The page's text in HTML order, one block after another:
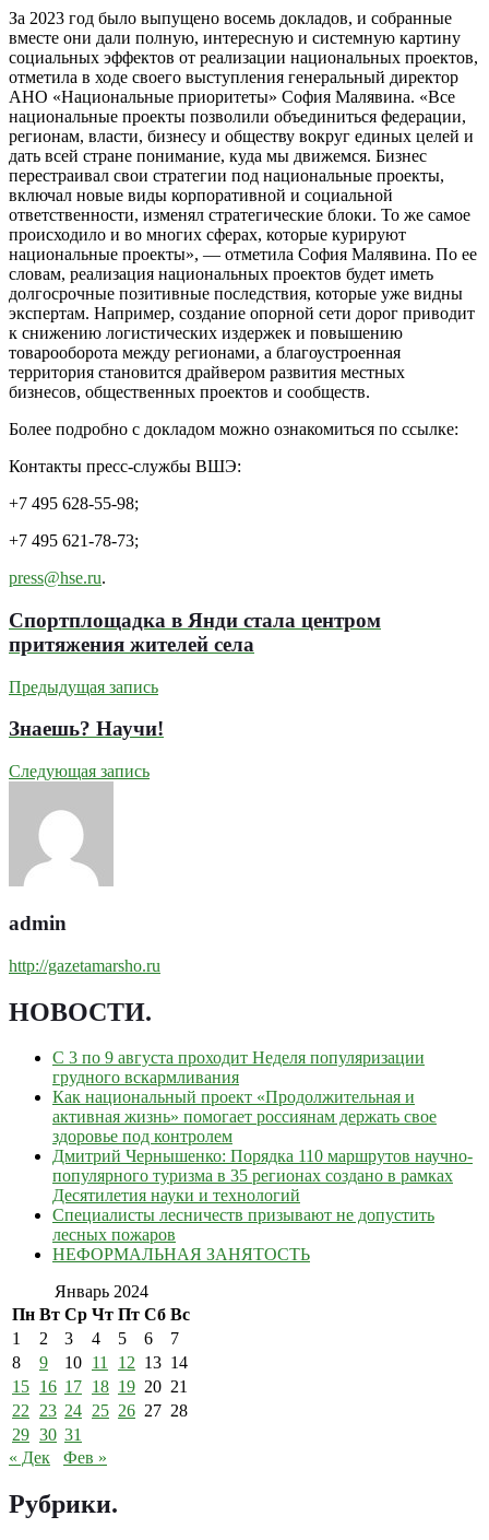
За 2023 год было выпущено восемь докладов, и собранные
вместе они дали полную, интересную и системную картину
социальных эффектов от реализации национальных проектов,
отметила в ходе своего выступления генеральный директор
АНО «Национальные приоритеты» София Малявина. «Все
национальные проекты позволили объединиться федерации,
регионам, власти, бизнесу и обществу вокруг единых целей и
дать всей стране понимание, куда мы движемся. Бизнес
перестраивал свои стратегии под национальные проекты,
включал новые виды корпоративной и социальной
ответственности, изменял стратегические блоки. То же самое
происходило и во многих сферах, которые курируют
национальные проекты», — отметила София Малявина. По ее
словам, реализация национальных проектов будет иметь
долгосрочные позитивные последствия, которые уже видны
экспертам. Например, создание опорной сети дорог приводит
к снижению логистических издержек и повышению
товарооборота между регионами, а благоустроенная
территория становится драйвером развития местных
бизнесов, общественных проектов и сообществ.
Более подробно с докладом можно ознакомиться по ссылке:
Контакты пресс-службы ВШЭ:
+7 495 628-55-98;
+7 495 621-78-73;
press@hse.ru.
Спортплощадка в Янди стала центром
притяжения жителей села
Предыдущая запись
Знаешь? Научи!
Следующая запись
admin
http://gazetamarsho.ru
НОВОСТИ.
С 3 по 9 августа проходит Неделя популяризации
грудного вскармливания
Как национальный проект «Продолжительная и
активная жизнь» помогает россиянам держать свое
здоровье под контролем
Дмитрий Чернышенко: Порядка 110 маршрутов научно-
популярного туризма в 35 регионах создано в рамках
Десятилетия науки и технологий
Специалисты лесничеств призывают не допустить
лесных пожаров
НЕФОРМАЛЬНАЯ ЗАНЯТОСТЬ
Январь 2024
Пн Вт Ср Чт Пт Сб Вс
1
2 3 4 5 6
7
8
9 10 11 12 13 14
15 16 17 18 19 20 21
22 23 24 25 26 27 28
29 30 31
« Дек
Фев »
Рубрики.